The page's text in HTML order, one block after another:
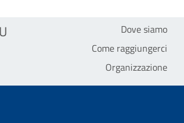
Dove siamo
Come raggiungerci
Organizzazione